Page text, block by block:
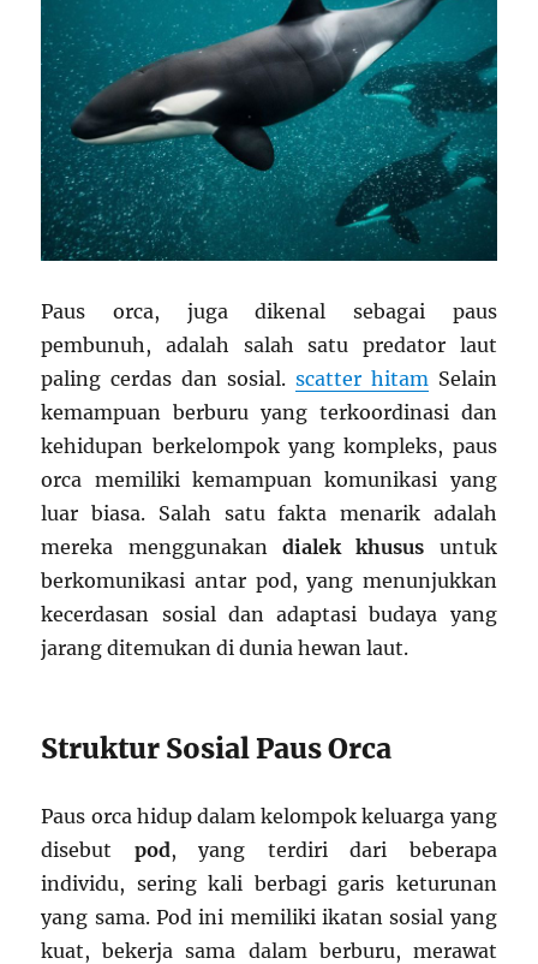
Paus orca, juga dikenal sebagai paus
pembunuh, adalah salah satu predator laut
paling cerdas dan sosial. scatter hitam Selain
kemampuan berburu yang terkoordinasi dan
kehidupan berkelompok yang kompleks, paus
orca memiliki kemampuan komunikasi yang
luar biasa. Salah satu fakta menarik adalah
mereka menggunakan dialek khusus untuk
berkomunikasi antar pod, yang menunjukkan
kecerdasan sosial dan adaptasi budaya yang
jarang ditemukan di dunia hewan laut.
Struktur Sosial Paus Orca
Paus orca hidup dalam kelompok keluarga yang
disebut pod, yang terdiri dari beberapa
individu, sering kali berbagi garis keturunan
yang sama. Pod ini memiliki ikatan sosial yang
kuat, bekerja sama dalam berburu, merawat